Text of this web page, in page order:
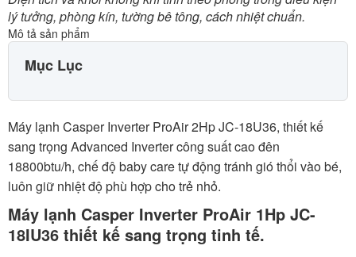
lý tưởng, phòng kín, tường bê tông, cách nhiệt chuẩn.
Mô tả sản phẩm
Mục Lục
Máy lạnh Casper Inverter ProAir 2Hp JC-18U36, thiết kế
sang trọng Advanced Inverter công suất cao đên
18800btu/h, chế độ baby care tự động tránh gió thổi vào bé,
luôn giữ nhiệt độ phù hợp cho trẻ nhỏ.
Máy lạnh Casper Inverter ProAir 1Hp JC-
18IU36 thiết kế sang trọng tinh tế.